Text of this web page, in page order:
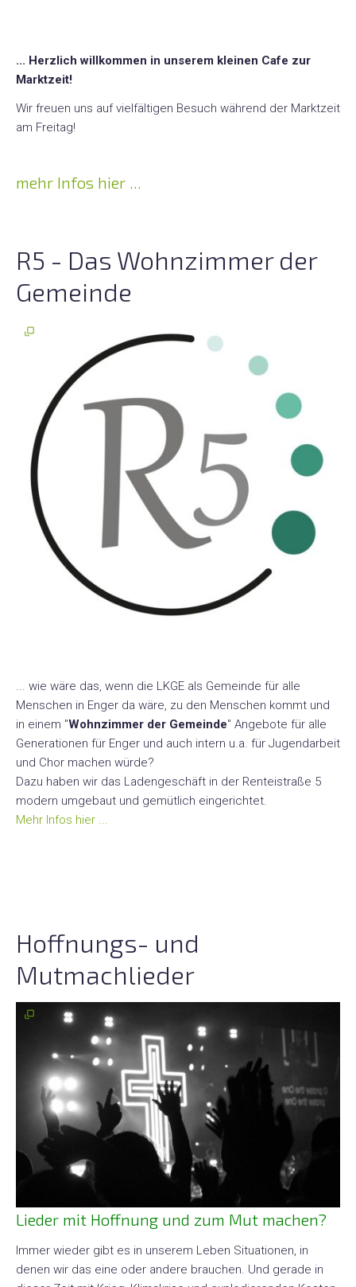
... Herzlich willkommen in unserem kleinen Cafe zur
Marktzeit!
Wir freuen uns auf vielfältigen Besuch während der Marktzeit
am Freitag!
mehr Infos hier ...
R5 - Das Wohnzimmer der
Gemeinde
... wie wäre das, wenn die LKGE als Gemeinde für alle
Menschen in Enger da wäre, zu den Menschen kommt und
in einem "Wohnzimmer der Gemeinde" Angebote für alle
Generationen für Enger und auch intern u.a. für Jugendarbeit
und Chor machen würde?
Dazu haben wir das Ladengeschäft in der Renteistraße 5
modern umgebaut und gemütlich eingerichtet.
Mehr Infos hier ...
Hoffnungs- und
Mutmachlieder
Lieder mit Hoffnung und zum Mut machen?
Immer wieder gibt es in unserem Leben Situationen, in
denen wir das eine oder andere brauchen. Und gerade in